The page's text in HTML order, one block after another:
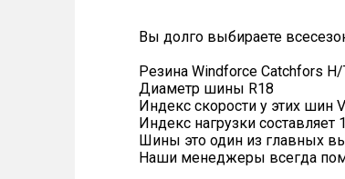
Вы долго выбираете
Резина Windforce Catchfors
Диаметр шины R18
Индекс скорости у этих шин V
Индекс нагрузки составляет
Шины это один из главных
Наши менеджеры всегда